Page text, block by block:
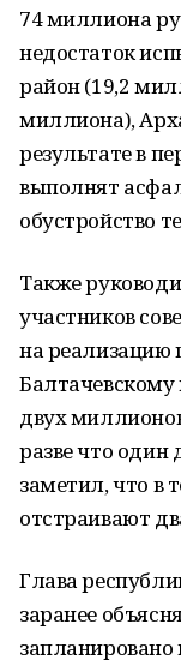
74 миллиона
недостаток
район (19,2
миллиона),
результате в
выполнят
обустройство
Также
участников
на реализацию
двух
разве что один
заметил, что в
отстраивают
Глава
заранее